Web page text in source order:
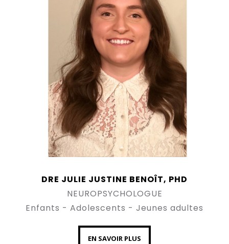
DRE JULIE JUSTINE BENOÎT, PHD
NEUROPSYCHOLOGUE
Enfants - Adolescents - Jeunes adultes
EN SAVOIR PLUS